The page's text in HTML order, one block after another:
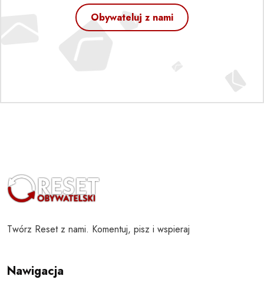
Obywateluj z nami
Twórz Reset z nami. Komentuj, pisz i wspieraj
Nawigacja